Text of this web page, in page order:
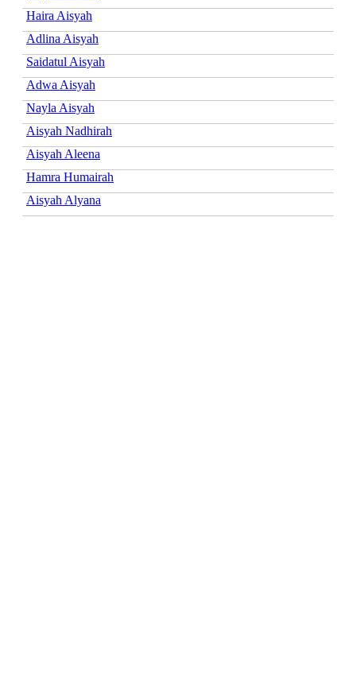
Haira Aisyah
Adlina Aisyah
Saidatul Aisyah
Adwa Aisyah
Nayla Aisyah
Aisyah Nadhirah
Aisyah Aleena
Hamra Humairah
Aisyah Alyana